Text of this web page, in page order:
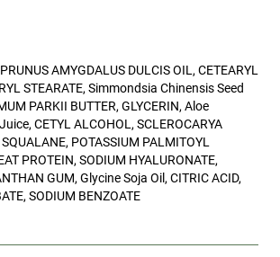
AMYGDALUS DULCIS OIL, CETEARYL
STEARATE, Simmondsia Chinensis Seed
PARKII BUTTER, GLYCERIN, Aloe
CETYL ALCOHOL, SCLEROCARYA
SQUALANE, POTASSIUM PALMITOYL
PROTEIN, SODIUM HYALURONATE,
GUM, Glycine Soja Oil, CITRIC ACID,
SODIUM BENZOATE